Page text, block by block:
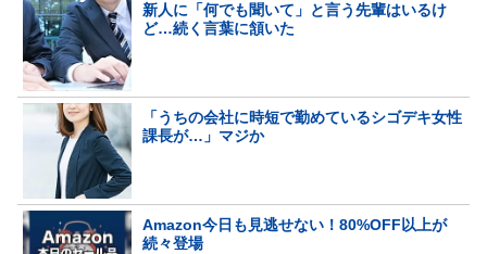
新人に「何でも聞いて」と言う先輩はいるけ
ど…続く言葉に頷いた
「うちの会社に時短で勤めているシゴデキ女性
課長が…」マジか
Amazon今日も見逃せない！80%OFF以上が
続々登場